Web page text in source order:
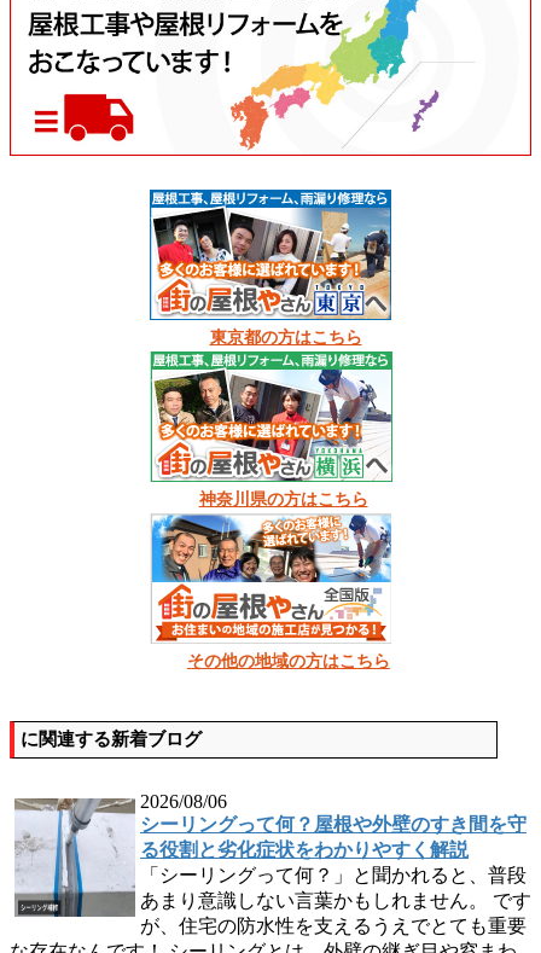
東京都の方はこちら
神奈川県の方はこちら
その他の地域の方はこちら
に関連する新着ブログ
2026/08/06
シーリングって何？屋根や外壁のすき間を守
る役割と劣化症状をわかりやすく解説
「シーリングって何？」と聞かれると、普段
あまり意識しない言葉かもしれません。 です
が、住宅の防水性を支えるうえでとても重要